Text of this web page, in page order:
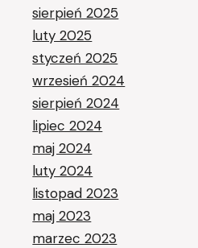
sierpień 2025
luty 2025
styczeń 2025
wrzesień 2024
sierpień 2024
lipiec 2024
maj 2024
luty 2024
listopad 2023
maj 2023
marzec 2023